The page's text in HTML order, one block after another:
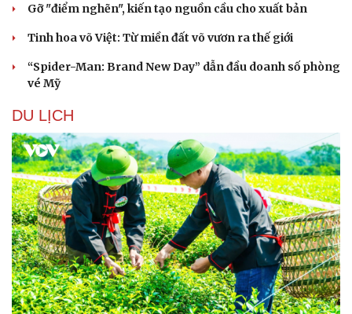
Văn hóa
Giải trí
Gỡ "điểm nghẽn", kiến tạo nguồn cầu cho xuất bản
Tinh hoa võ Việt: Từ miền đất võ vươn ra thế giới
“Spider-Man: Brand New Day” dẫn đầu doanh số phòng
vé Mỹ
DU LỊCH